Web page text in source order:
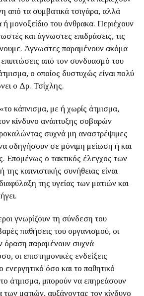
από τα συμβατικά τσιγάρα, αλλά
μονοξείδιο του άνθρακα. Περιέχουν
και άγνωστες επιδράσεις, τις
Άγνωστες παραμένουν ακόμα
από τον συνδυασμό του
ο οποίος δυστυχώς είναι πολύ
ο Δρ. Τσίχλης.
κάπνισμα, με ή χωρίς άτμισμα,
κίνδυνο ανάπτυξης σοβαρών
συχνά μη αναστρέψιμες
οδηγήσουν σε μόνιμη μείωση ή και
Επομένως ο τακτικός έλεγχος των
της καπνιστικής συνήθειας είναι
της υγείας των ματιών και
γνωρίζουν τη σύνδεση του
παθήσεις του οργανισμού, οι
όραση παραμένουν συχνά
οι επιστημονικές ενδείξεις
ενεργητικό όσο και το παθητικό
άτμισμα, μπορούν να επηρεάσουν
των ματιών, αυξάνοντας τον κίνδυνο